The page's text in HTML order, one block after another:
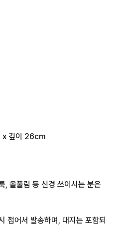
x 깊이 26cm
, 올풀림 등 신경 쓰이시는 분은
접어서 발송하며, 대지는 포함되